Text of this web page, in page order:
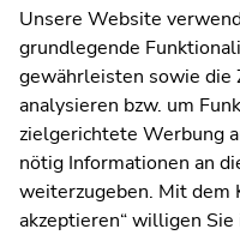
Kommunikation und
Moodle
UNIGRAZonline
Impressum
Datenschutzerklärung
Cookie-Einstellungen
Unsere Website
grundlegende
gewährleisten sowie die
analysieren bzw. um
zielgerichtete Werbung
nötig Informationen an
weiterzugeben. Mit dem
akzeptieren“ willigen